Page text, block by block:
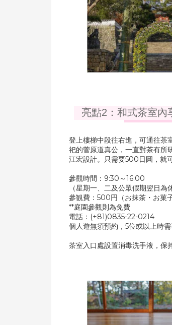
亮點2：和式茶室內
登上樓梯中段往右進，可通往茶
祀的菅原道真公，一直對茶有所
江宏設計。只需要500日圓，就
參觀時間：9:30～16:00
（星期一、二及公眾假期翌日為
參観費：500円（お抹茶・お菓子
**庭園參觀則為免費
電話：(+81)0835-22-0214
個人遊無須預約，5位或以上時需
茶室入口處設置消毒洗手液，保